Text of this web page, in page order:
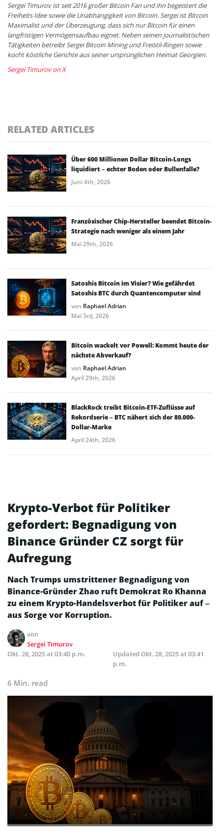
Sergei Timurov ist seit 2016 großer Bitcoin Fan und ihn begeistert die
Freiheits Idee sowie die Unabhängigkeit von Bitcoin. Sergei ist Bitcoin
Maximalist und der Überzeugung, dass sich nur Bitcoin für einen
langfristigen Vermögensaufbau eignet. Neben seinen journalistischen
Tätigkeiten betreibt Sergei Bitcoin Mining und Freistil-Ringen sowie
kocht köstliche Gerichte aus seiner ursprünglichen Heimat Georgien.
Sergei Timurov on X
RELATED ARTICLES
Über 600 Millionen Dollar Bitcoin-Longs
liquidiert – echter Boden oder Bullenfalle?
Juni 4th, 2026
Französischer Chip-Hersteller beendet Bitcoin-
Strategie nach weniger als einem Jahr
Mai 29th, 2026
Satoshis Bitcoin im Visier? Wie gefährdet
Satoshis BTC durch Quantencomputer sind
von Raphael Adrian
Mai 3rd, 2026
Bitcoin wackelt vor Powell: Kommt heute der
nächste Abverkauf?
von Raphael Adrian
April 29th, 2026
BlackRock treibt Bitcoin-ETF-Zuflüsse auf
Rekordserie – BTC nähert sich der 80.000-
Dollar-Marke
April 24th, 2026
Krypto-Verbot für Politiker
gefordert: Begnadigung von
Binance Gründer CZ sorgt für
Aufregung
Nach Trumps umstrittener Begnadigung von
Binance-Gründer Zhao ruft Demokrat Ro Khanna
zu einem Krypto-Handelsverbot für Politiker auf –
aus Sorge vor Korruption.
von
Sergei Timurov
Okt. 28, 2025 at 03:40 p.m.
Updated Okt. 28, 2025 at 03:41
p.m.
6 Min. read